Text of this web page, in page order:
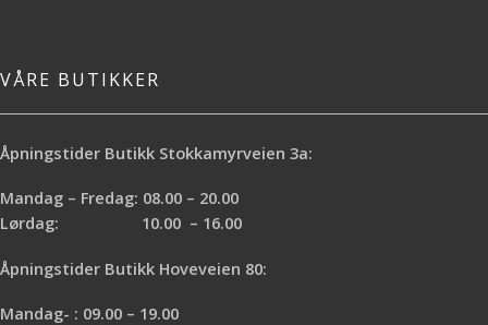
VÅRE BUTIKKER
Åpningstider Butikk Stokkamyrveien 3a:
Mandag – Fredag: 08.00 – 20.00
Lørdag: 10.00 – 16.00
Åpningstider Butikk Hoveveien 80:
Mandag- : 09.00 – 19.00